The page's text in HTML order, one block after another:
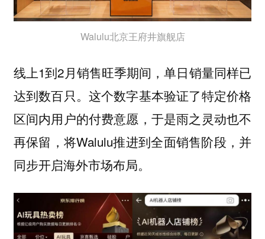
Walulu北京王府井旗舰店
线上1到2月销售旺季期间，单日销量同样已
达到数百只。这个数字基本验证了特定价格
区间内用户的付费意愿，于是雨之灵动也不
再保留，将Walulu推进到全面销售阶段，并
同步开启海外市场布局。